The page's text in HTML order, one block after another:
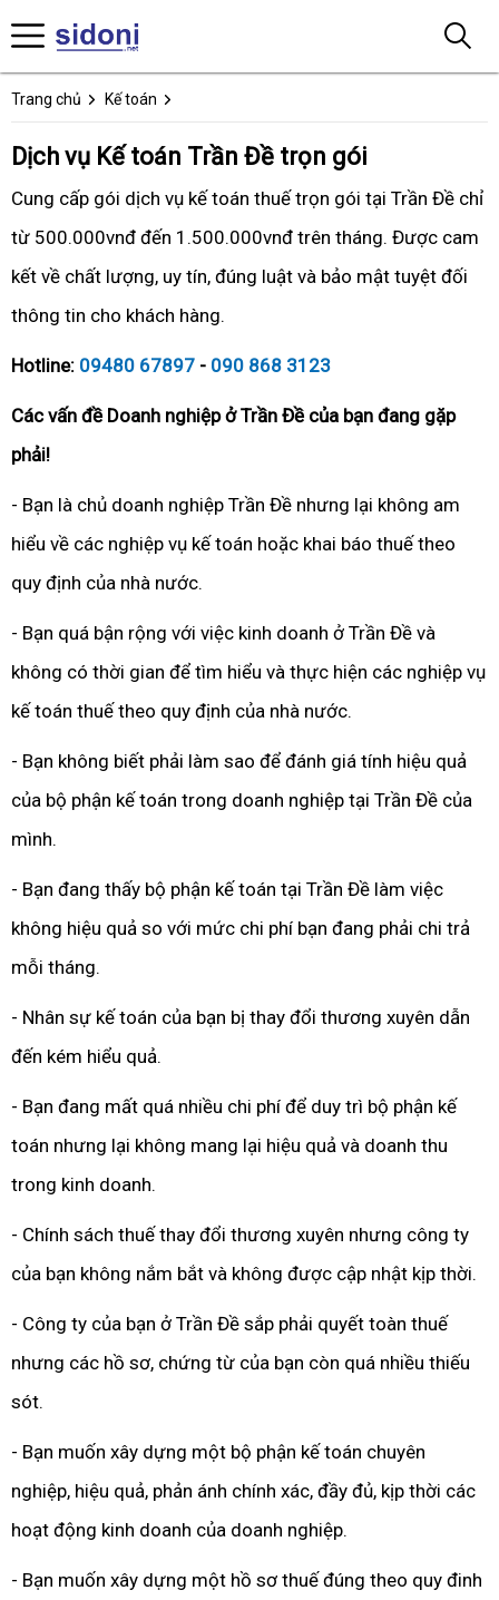
Trang chủ Kế toán
Dịch vụ Kế toán Trần Đề trọn gói
Cung cấp gói dịch vụ kế toán thuế trọn gói tại Trần Đề chỉ
từ 500.000vnđ đến 1.500.000vnđ trên tháng. Được cam
kết về chất lượng, uy tín, đúng luật và bảo mật tuyệt đối
thông tin cho khách hàng.
Hotline: 09480 67897 - 090 868 3123
Các vấn đề Doanh nghiệp ở Trần Đề của bạn đang gặp
phải!
- Bạn là chủ doanh nghiệp Trần Đề nhưng lại không am
hiểu về các nghiệp vụ kế toán hoặc khai báo thuế theo
quy định của nhà nước.
- Bạn quá bận rộng với việc kinh doanh ở Trần Đề và
không có thời gian để tìm hiểu và thực hiện các nghiệp vụ
kế toán thuế theo quy định của nhà nước.
- Bạn không biết phải làm sao để đánh giá tính hiệu quả
của bộ phận kế toán trong doanh nghiệp tại Trần Đề của
mình.
- Bạn đang thấy bộ phận kế toán tại Trần Đề làm việc
không hiệu quả so với mức chi phí bạn đang phải chi trả
mỗi tháng.
- Nhân sự kế toán của bạn bị thay đổi thương xuyên dẫn
đến kém hiểu quả.
- Bạn đang mất quá nhiều chi phí để duy trì bộ phận kế
toán nhưng lại không mang lại hiệu quả và doanh thu
trong kinh doanh.
- Chính sách thuế thay đổi thương xuyên nhưng công ty
của bạn không nắm bắt và không được cập nhật kịp thời.
- Công ty của bạn ở Trần Đề sắp phải quyết toàn thuế
nhưng các hồ sơ, chứng từ của bạn còn quá nhiều thiếu
sót.
- Bạn muốn xây dựng một bộ phận kế toán chuyên
nghiệp, hiệu quả, phản ánh chính xác, đầy đủ, kịp thời các
hoạt động kinh doanh của doanh nghiệp.
- Bạn muốn xây dựng một hồ sơ thuế đúng theo quy đinh